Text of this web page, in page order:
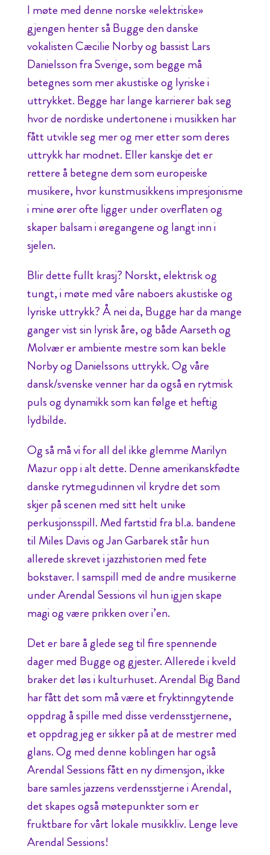
I møte med denne norske «elektriske»
gjengen henter så Bugge den danske
vokalisten Cæcilie Norby og bassist Lars
Danielsson fra Sverige, som begge må
betegnes som mer akustiske og lyriske i
uttrykket. Begge har lange karrierer bak seg
hvor de nordiske undertonene i musikken har
fått utvikle seg mer og mer etter som deres
uttrykk har modnet. Eller kanskje det er
rettere å betegne dem som europeiske
musikere, hvor kunstmusikkens impresjonisme
i mine ører ofte ligger under overflaten og
skaper balsam i øregangene og langt inn i
sjelen.
Blir dette fullt krasj? Norskt, elektrisk og
tungt, i møte med våre naboers akustiske og
lyriske uttrykk? Å nei da, Bugge har da mange
ganger vist sin lyrisk åre, og både Aarseth og
Molvær er ambiente mestre som kan bekle
Norby og Danielssons uttrykk. Og våre
dansk/svenske venner har da også en rytmisk
puls og dynamikk som kan følge et heftig
lydbilde.
Og så må vi for all del ikke glemme Marilyn
Mazur opp i alt dette. Denne amerikanskfødte
danske rytmegudinnen vil krydre det som
skjer på scenen med sitt helt unike
perkusjonsspill. Med fartstid fra bl.a. bandene
til Miles Davis og Jan Garbarek står hun
allerede skrevet i jazzhistorien med fete
bokstaver. I samspill med de andre musikerne
under Arendal Sessions vil hun igjen skape
magi og være prikken over i’en.
Det er bare å glede seg til fire spennende
dager med Bugge og gjester. Allerede i kveld
braker det løs i kulturhuset. Arendal Big Band
har fått det som må være et fryktinngytende
oppdrag å spille med disse verdensstjernene,
et oppdrag jeg er sikker på at de mestrer med
glans. Og med denne koblingen har også
Arendal Sessions fått en ny dimensjon, ikke
bare samles jazzens verdensstjerne i Arendal,
det skapes også møtepunkter som er
fruktbare for vårt lokale musikkliv. Lenge leve
Arendal Sessions!